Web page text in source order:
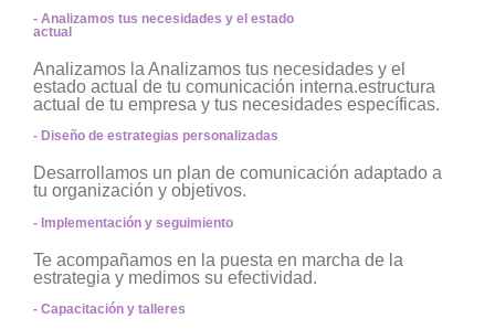
- Analizamos tus necesidades y el estado
actual
Analizamos la Analizamos tus necesidades y el
estado actual de tu comunicación interna.estructura
actual de tu empresa y tus necesidades específicas.
- Diseño de estrategias personalizadas
Desarrollamos un plan de comunicación adaptado a
tu organización y objetivos.
- Implementación y seguimiento
Te acompañamos en la puesta en marcha de la
estrategia y medimos su efectividad.
- Capacitación y talleres